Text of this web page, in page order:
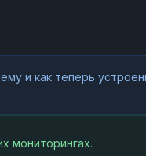
и как теперь
мониторингах.